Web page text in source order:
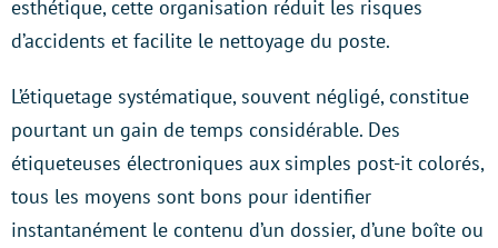
esthétique, cette organisation réduit les risques
d’accidents et facilite le nettoyage du poste.
L’étiquetage systématique, souvent négligé, constitue
pourtant un gain de temps considérable. Des
étiqueteuses électroniques aux simples post-it colorés,
tous les moyens sont bons pour identifier
instantanément le contenu d’un dossier, d’une boîte ou